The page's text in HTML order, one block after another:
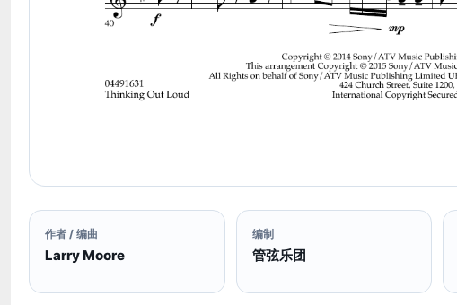
作者 / 编曲
Larry Moore
编制
管弦乐团